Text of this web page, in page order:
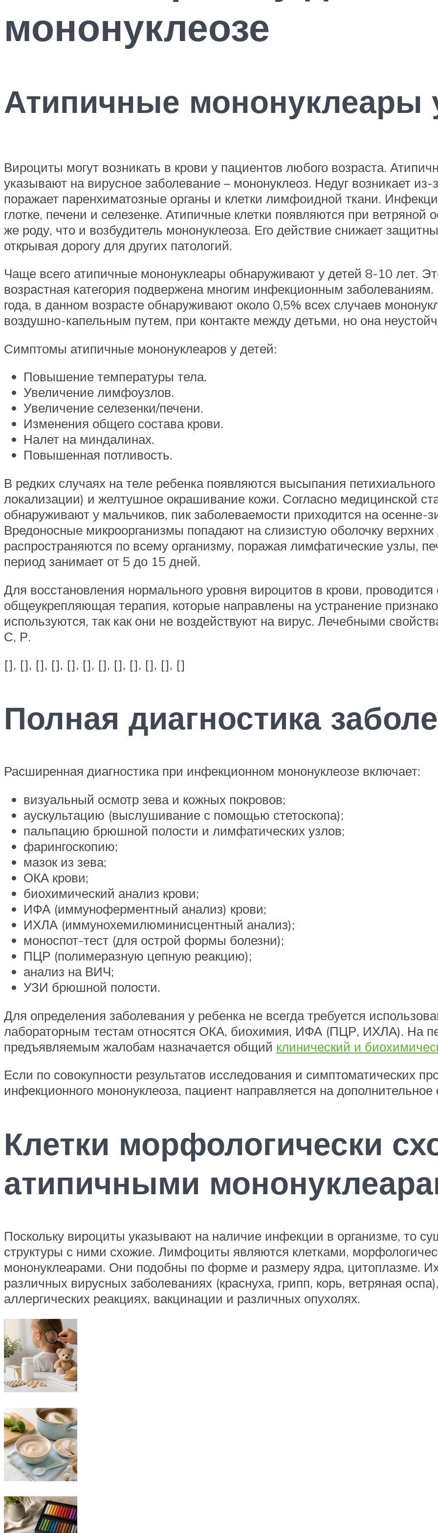
мононуклеозе
Атипичные мононуклеары
Вироциты могут возникать в крови у пациентов любого возраста.
указывают на вирусное заболевание – мононуклеоз. Недуг возникает
поражает паренхиматозные органы и клетки лимфоидной ткани.
глотке, печени и селезенке. Атипичные клетки появляются при ветряной
же роду, что и возбудитель мононуклеоза. Его действие снижает
открывая дорогу для других патологий.
Чаще всего атипичные мононуклеары обнаруживают у детей 8-10 лет.
возрастная категория подвержена многим инфекционным
года, в данном возрасте обнаруживают около 0,5% всех случаев
воздушно-капельным путем, при контакте между детьми, но она
Симптомы атипичные мононуклеаров у детей:
Повышение температуры тела.
Увеличение лимфоузлов.
Увеличение селезенки/печени.
Изменения общего состава крови.
Налет на миндалинах.
Повышенная потливость.
В редких случаях на теле ребенка появляются высыпания
локализации) и желтушное окрашивание кожи. Согласно медицинской
обнаруживают у мальчиков, пик заболеваемости приходится на осенне-
Вредоносные микроорганизмы попадают на слизистую оболочку
распространяются по всему организму, поражая лимфатические узлы,
период занимает от 5 до 15 дней.
Для восстановления нормального уровня вироцитов в крови,
общеукрепляющая терапия, которые направлены на устранение
используются, так как они не воздействуют на вирус. Лечебными
С, Р.
[], [], [], [], [], [], [], [], [], [], [], []
Полная диагностика
Расширенная диагностика при инфекционном мононуклеозе включает:
визуальный осмотр зева и кожных покровов;
аускультацию (выслушивание с помощью стетоскопа);
пальпацию брюшной полости и лимфатических узлов;
фарингоскопию;
мазок из зева;
ОКА крови;
биохимический анализ крови;
ИФА (иммуноферментный анализ) крови;
ИХЛА (иммунохемилюминисцентный анализ);
моноспот-тест (для острой формы болезни);
ПЦР (полимеразную цепную реакцию);
анализ на ВИЧ;
УЗИ брюшной полости.
Для определения заболевания у ребенка не всегда требуется
лабораторным тестам относятся ОКА, биохимия, ИФА (ПЦР, ИХЛА). На
предъявляемым жалобам назначается общий клинический и
Если по совокупности результатов исследования и симптоматических
инфекционного мононуклеоза, пациент направляется на дополнительное
Клетки морфологически
атипичными
Поскольку вироциты указывают на наличие инфекции в организме, то
структуры с ними схожие. Лимфоциты являются клетками,
мононуклеарами. Они подобны по форме и размеру ядра, цитоплазме.
различных вирусных заболеваниях (краснуха, грипп, корь, ветряная
аллергических реакциях, вакцинации и различных опухолях.